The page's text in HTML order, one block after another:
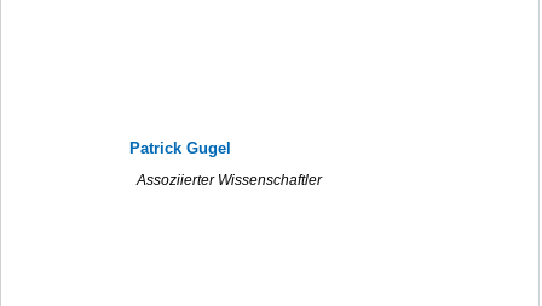
Patrick Gugel
Assoziierter Wissenschaftler